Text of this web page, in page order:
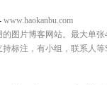
www.haokanbu.com
图片博客网站。最大单
标注，有小组，联系人等